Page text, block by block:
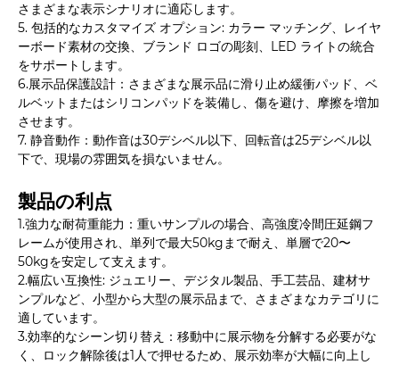
さまざまな表示シナリオに適応します。
5. 包括的なカスタマイズ オプション: カラー マッチング、レイヤ
ーボード素材の交換、ブランド ロゴの彫刻、LED ライトの統合
をサポートします。
6.展示品保護設計：さまざまな展示品に滑り止め緩衝パッド、ベ
ルベットまたはシリコンパッドを装備し、傷を避け、摩擦を増加
させます。
7. 静音動作：動作音は30デシベル以下、回転音は25デシベル以
下で、現場の雰囲気を損ないません。
製品の利点
1.強力な耐荷重能力：重いサンプルの場合、高強度冷間圧延鋼フ
レームが使用され、単列で最大50kgまで耐え、単層で20〜
50kgを安定して支えます。
2.幅広い互換性: ジュエリー、デジタル製品、手工芸品、建材サ
ンプルなど、小型から大型の展示品まで、さまざまなカテゴリに
適しています。
3.効率的なシーン切り替え：移動中に展示物を分解する必要がな
く、ロック解除後は1人で押せるため、展示効率が大幅に向上し